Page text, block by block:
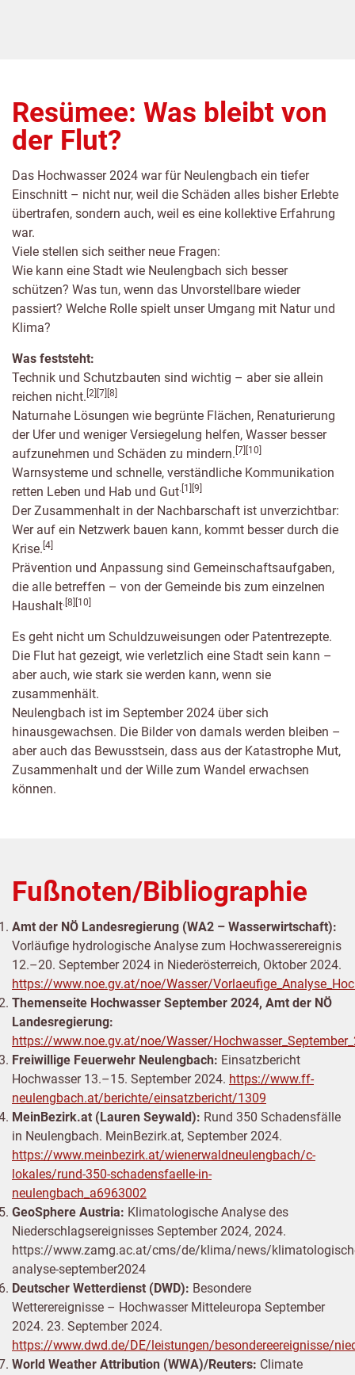
Resümee: Was bleibt von
der Flut?
Das Hochwasser 2024 war für Neulengbach ein tiefer
Einschnitt – nicht nur, weil die Schäden alles bisher Erlebte
übertrafen, sondern auch, weil es eine kollektive Erfahrung
war.
Viele stellen sich seither neue Fragen:
Wie kann eine Stadt wie Neulengbach sich besser
schützen? Was tun, wenn das Unvorstellbare wieder
passiert? Welche Rolle spielt unser Umgang mit Natur und
Klima?
Was feststeht:
Technik und Schutzbauten sind wichtig – aber sie allein
reichen nicht. [2][7][8]
Naturnahe Lösungen wie begrünte Flächen, Renaturierung
der Ufer und weniger Versiegelung helfen, Wasser besser
aufzunehmen und Schäden zu mindern. [7][10]
Warnsysteme und schnelle, verständliche Kommunikation
retten Leben und Hab und Gut.[1][9]
Der Zusammenhalt in der Nachbarschaft ist unverzichtbar:
Wer auf ein Netzwerk bauen kann, kommt besser durch die
Krise. [4]
Prävention und Anpassung sind Gemeinschaftsaufgaben,
die alle betreffen – von der Gemeinde bis zum einzelnen
Haushalt.[8][10]
Es geht nicht um Schuldzuweisungen oder Patentrezepte.
Die Flut hat gezeigt, wie verletzlich eine Stadt sein kann –
aber auch, wie stark sie werden kann, wenn sie
zusammenhält.
Neulengbach ist im September 2024 über sich
hinausgewachsen. Die Bilder von damals werden bleiben –
aber auch das Bewusstsein, dass aus der Katastrophe Mut,
Zusammenhalt und der Wille zum Wandel erwachsen
können.
Fußnoten/Bibliographie
Amt der NÖ Landesregierung (WA2 – Wasserwirtschaft):
Vorläufige hydrologische Analyse zum Hochwasserereignis
12.–20. September 2024 in Niederösterreich, Oktober 2024.
https://www.noe.gv.at/noe/Wasser/
Themenseite Hochwasser September 2024, Amt der NÖ
Landesregierung:
https://www.noe.gv.at/noe/Wasser/
Freiwillige Feuerwehr Neulengbach: Einsatzbericht
Hochwasser 13.–15. September 2024. https://www.ff-
neulengbach.at/berichte/einsatzbericht/1309
MeinBezirk.at (Lauren Seywald): Rund 350 Schadensfälle
in Neulengbach. MeinBezirk.at, September 2024.
https://www.meinbezirk.at/wienerwaldneulengbach/c-
lokales/rund-350-schadensfaelle-in-
neulengbach_a6963002
GeoSphere Austria: Klimatologische Analyse des
Niederschlagsereignisses September 2024, 2024.
https://www.zamg.ac.at/cms/de/klima/news/
analyse-september2024
Deutscher Wetterdienst (DWD): Besondere
Wetterereignisse – Hochwasser Mitteleuropa September
2024. 23. September 2024.
https://www.dwd.de/DE/leistungen/besondereereignisse/
World Weather Attribution (WWA)/Reuters: Climate